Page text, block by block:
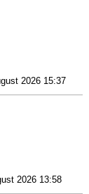
2026 15:37
2026 13:58